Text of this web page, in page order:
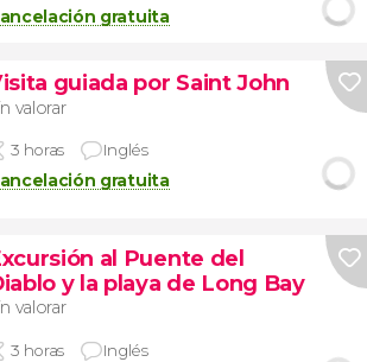
gratuita
guiada por Saint John
valorar
3 horas Inglés
gratuita
al Puente del
y la playa de Long Bay
valorar
3 horas Inglés